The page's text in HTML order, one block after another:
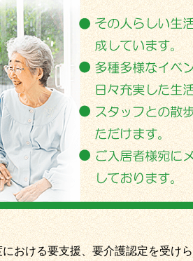
おける要支援、要介護認定を受けら